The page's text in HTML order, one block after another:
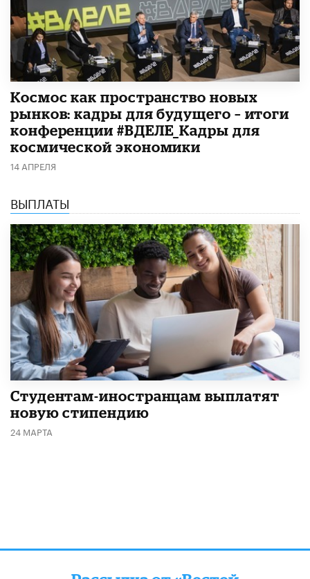
Космос как пространство новых
рынков: кадры для будущего – итоги
конференции #ВДЕЛЕ_Кадры для
космической экономики
14 АПРЕЛЯ
ВЫПЛАТЫ
Студентам-иностранцам выплатят
новую стипендию
24 МАРТА